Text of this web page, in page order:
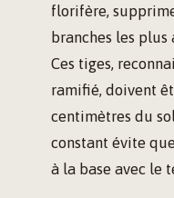
florifère,
branches les plus
Ces tiges,
ramifié, doivent
centimètres du
constant évite
à la base avec le